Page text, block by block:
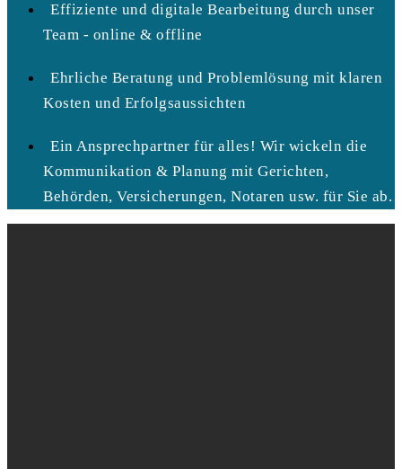
Effiziente und digitale Bearbeitung durch unser
Team - online & offline
Ehrliche Beratung und Problemlösung mit klaren
Kosten und Erfolgsaussichten
Ein Ansprechpartner für alles! Wir wickeln die
Kommunikation & Planung mit Gerichten,
Behörden, Versicherungen, Notaren usw. für Sie ab.